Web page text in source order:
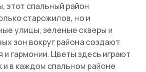
этот спальный район
старожилов, но и
улицы, зеленые скверы и
зон вокруг района создают
и гармонии. Цветы здесь играют
и в каждом спальном районе